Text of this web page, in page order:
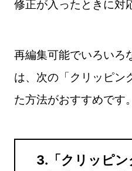
修正が入ったときに対
再編集可能でいろいろ
は、次の「クリッピン
た方法がおすすめです。
3.「クリッピ